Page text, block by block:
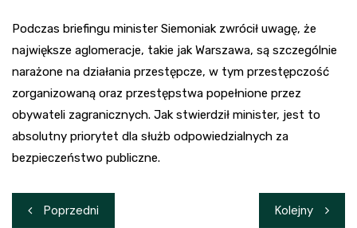
Podczas briefingu minister Siemoniak zwrócił uwagę, że
największe aglomeracje, takie jak Warszawa, są szczególnie
narażone na działania przestępcze, w tym przestępczość
zorganizowaną oraz przestępstwa popełnione przez
obywateli zagranicznych. Jak stwierdził minister, jest to
absolutny priorytet dla służb odpowiedzialnych za
bezpieczeństwo publiczne.
Nawigacja
Poprzedni Kolejny